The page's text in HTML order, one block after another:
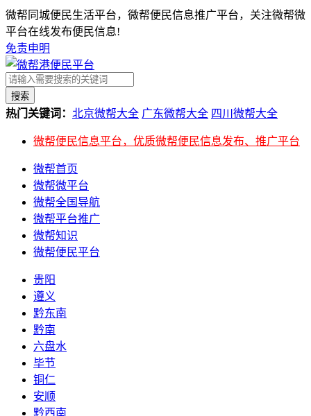
微帮同城便民生活平台，微帮便民信息推广平台，关注微帮微
平台在线发布便民信息!
免责申明
搜索
热门关键词： 北京微帮大全 广东微帮大全 四川微帮大全
微帮便民信息平台，优质微帮便民信息发布、推广平台
微帮首页
微帮微平台
微帮全国导航
微帮平台推广
微帮知识
微帮便民平台
贵阳
遵义
黔东南
黔南
六盘水
毕节
铜仁
安顺
黔西南